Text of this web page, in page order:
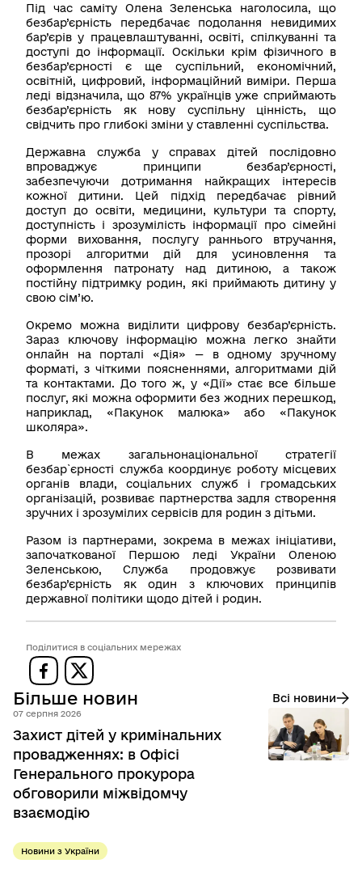
Під час саміту Олена Зеленська наголосила, що
безбар’єрність передбачає подолання невидимих
бар’єрів у працевлаштуванні, освіті, спілкуванні та
доступі до інформації. Оскільки крім фізичного в
безбар’єрності є ще суспільний, економічний,
освітній, цифровий, інформаційний виміри. Перша
леді відзначила, що 87% українців уже сприймають
безбар’єрність як нову суспільну цінність, що
свідчить про глибокі зміни у ставленні суспільства.
Державна служба у справах дітей послідовно
впроваджує принципи безбар’єрності,
забезпечуючи дотримання найкращих інтересів
кожної дитини. Цей підхід передбачає рівний
доступ до освіти, медицини, культури та спорту,
доступність і зрозумілість інформації про сімейні
форми виховання, послугу раннього втручання,
прозорі алгоритми дій для усиновлення та
оформлення патронату над дитиною, а також
постійну підтримку родин, які приймають дитину у
свою сім’ю.
Окремо можна виділити цифрову безбар’єрність.
Зараз ключову інформацію можна легко знайти
онлайн на порталі «Дія» — в одному зручному
форматі, з чіткими поясненнями, алгоритмами дій
та контактами. До того ж, у «Дії» стає все більше
послуг, які можна оформити без жодних перешкод,
наприклад, «Пакунок малюка» або «Пакунок
школяра».
В межах загальнонаціональної стратегії
безбар`єрності служба координує роботу місцевих
органів влади, соціальних служб і громадських
організацій, розвиває партнерства задля створення
зручних і зрозумілих сервісів для родин з дітьми.
Разом із партнерами, зокрема в межах ініціативи,
започаткованої Першою леді України Оленою
Зеленською, Служба продовжує розвивати
безбар’єрність як один з ключових принципів
державної політики щодо дітей і родин.
Поділитися в соціальних мережах
Більше новин Всі новини
07 серпня 2026
Захист дітей у кримінальних
провадженнях: в Офісі
Генерального прокурора
обговорили міжвідомчу
взаємодію
Новини з України